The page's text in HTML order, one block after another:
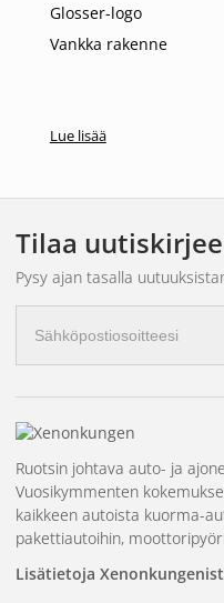
Glosser-logo
Vankka rakenne
Lue lisää
Tilaa
Pysy ajan tasalla
Ruotsin johtava auto- ja
Vuosikymmenten
kaikkeen autoista kuorma-
pakettiautoihin,
Lisätietoja